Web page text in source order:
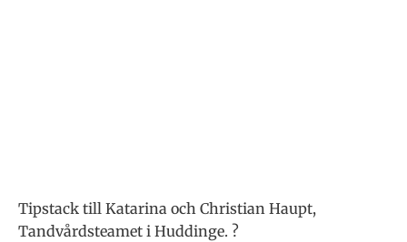
Tipstack till Katarina och Christian Haupt,
Tandvårdsteamet i Huddinge. ?